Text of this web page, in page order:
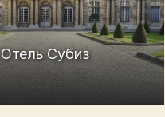
Отель Субиз